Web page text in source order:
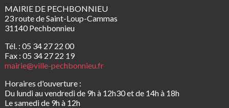
MAIRIE DE PECHBONNIEU
23 route de Saint-Loup-Cammas
31140 Pechbonnieu
Tél. : 05 34 27 22 00
Fax : 05 34 27 22 19
mairie@ville-pechbonnieu.fr
Horaires d'ouverture :
Du lundi au vendredi de 9h à 12h30 et de 14h à 18h
Le samedi de 9h à 12h